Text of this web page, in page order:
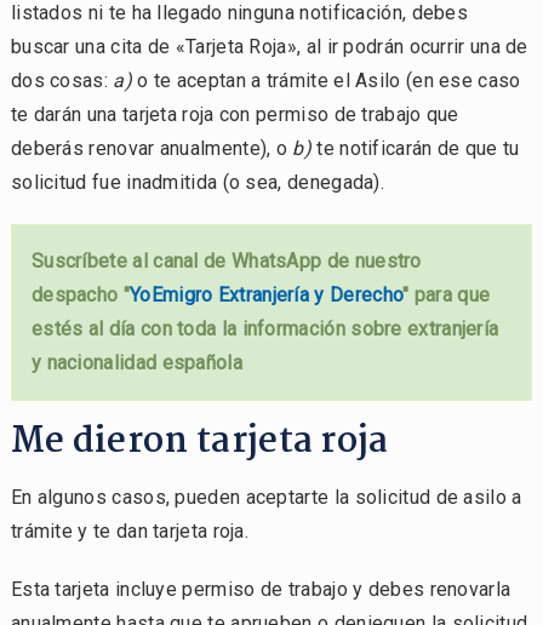
listados ni te ha llegado ninguna notificación, debes
buscar una cita de «Tarjeta Roja», al ir podrán ocurrir una de
dos cosas: a)o te aceptan a trámite el Asilo (en ese caso
te darán una tarjeta roja con permiso de trabajo que
deberás renovar anualmente), o b) te notificarán de que tu
solicitud fue inadmitida (o sea, denegada).
Suscríbete al canal de WhatsApp de nuestro
despacho "YoEmigro Extranjería y Derecho" para que
estés al día con toda la información sobre extranjería
y nacionalidad española
Me dieron tarjeta roja
En algunos casos, pueden aceptarte la solicitud de asilo a
trámite y te dan tarjeta roja.
Esta tarjeta incluye permiso de trabajo y debes renovarla